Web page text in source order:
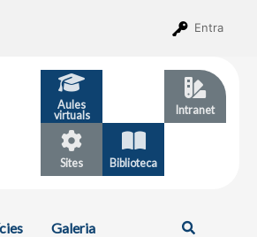
Entra
Aules
virtuals
Intranet
Sites Biblioteca
Galeria Cerca